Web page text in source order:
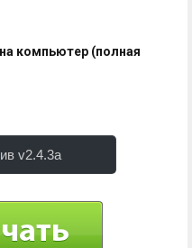
на компьютер (полная
v2.4.3a